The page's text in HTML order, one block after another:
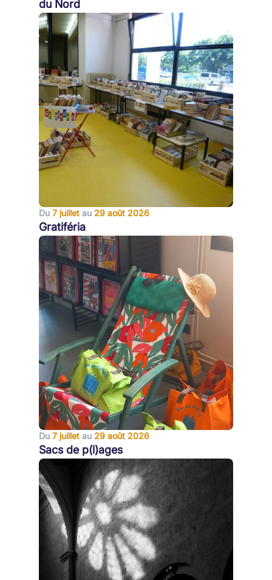
du Nord
Du 7 juillet au 29 août 2026
Gratiféria
Du 7 juillet au 29 août 2026
Sacs de p(l)ages